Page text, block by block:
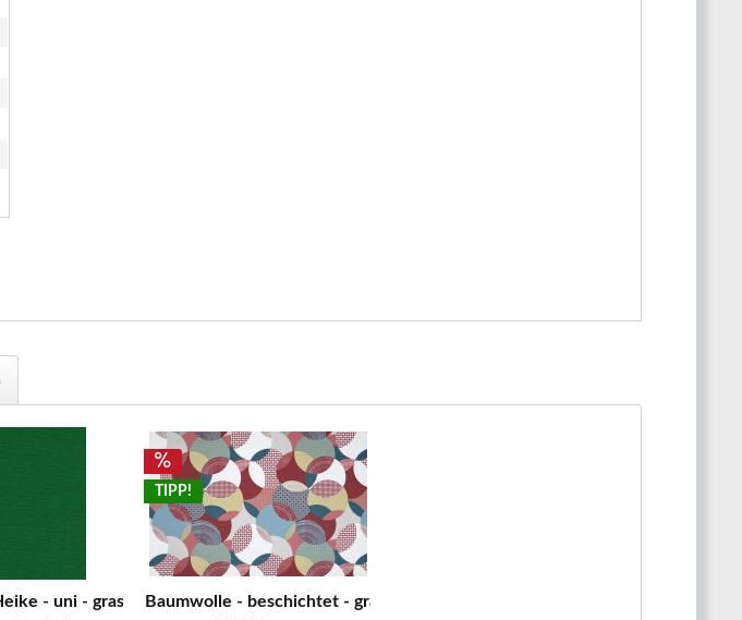
- uni - grasgrün
TIPP!
Baumwolle - beschichtet - graphisch - Kreise -...